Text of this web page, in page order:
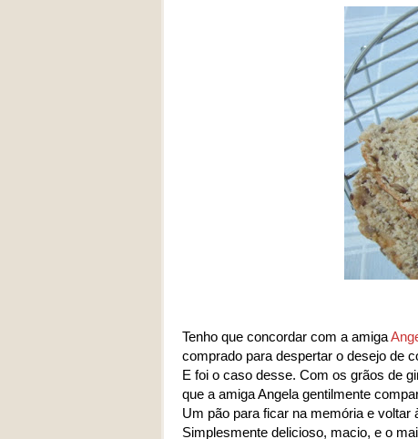
Tenho que concordar com a amiga
comprado para despertar o desejo de
E foi o caso desse. Com os grãos de
que a amiga Angela gentilmente
Um pão para ficar na memória e
Simplesmente delicioso, macio, e o